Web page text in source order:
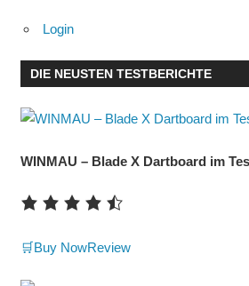
Login
DIE NEUSTEN TESTBERICHTE
WINMAU – Blade X Dartboard im
🛒Buy NowReview